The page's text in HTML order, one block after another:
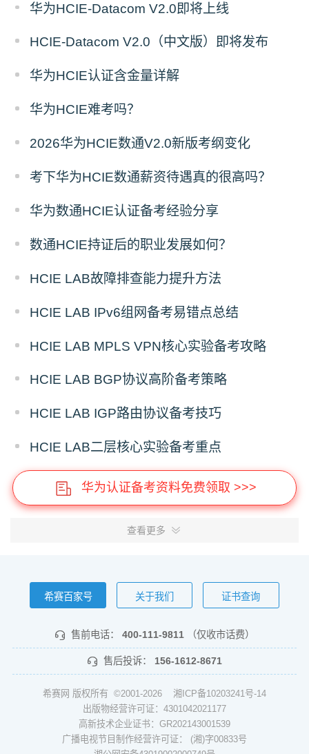
华为HCIE-Datacom V2.0即将上线
HCIE-Datacom V2.0（中文版）即将发布
华为HCIE认证含金量详解
华为HCIE难考吗？
2026华为HCIE数通V2.0新版考纲变化
考下华为HCIE数通薪资待遇真的很高吗？
华为数通HCIE认证备考经验分享
数通HCIE持证后的职业发展如何？
HCIE LAB故障排查能力提升方法
HCIE LAB IPv6组网备考易错点总结
HCIE LAB MPLS VPN核心实验备考攻略
HCIE LAB BGP协议高阶备考策略
HCIE LAB IGP路由协议备考技巧
HCIE LAB二层核心实验备考重点
华为认证备考资料免费领取 >>>
查看更多
希赛百家号 关于我们 证书查询
售前电话： 400-111-9811 （仅收市话费）
售后投诉： 156-1612-8671
希赛网 版权所有 ©2001-2026 湘ICP备10203241号-14
出版物经营许可证：4301042021177
高新技术企业证书：GR202143001539
广播电视节目制作经营许可证： (湘)字00833号